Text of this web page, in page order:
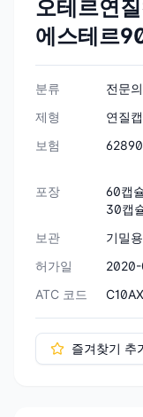
오테르연
에스테르
분류
전문
제형
연질
보험
포장
60캡
30캡
보관
기밀
허가일
ATC 코드
즐겨찾기 추